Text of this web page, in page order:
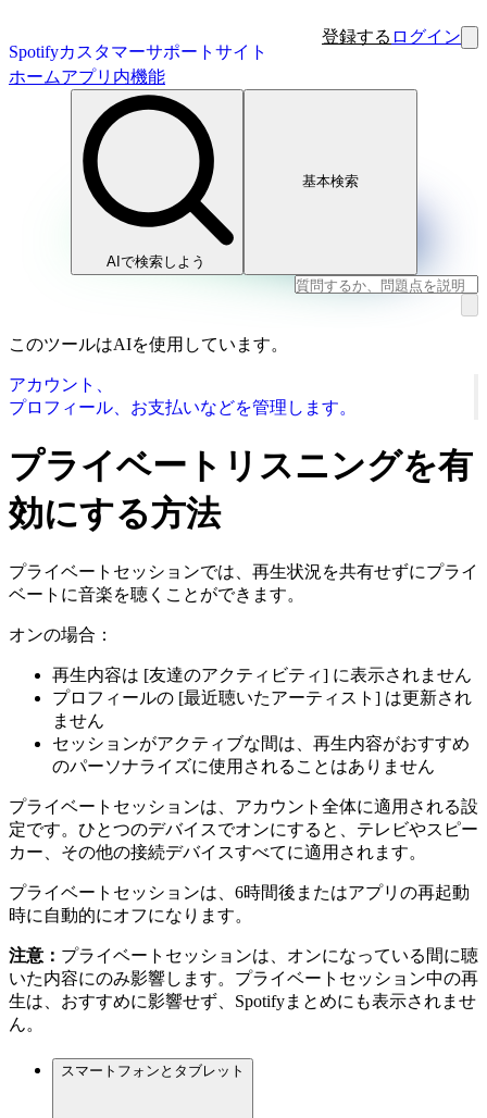
Spotifyカスタマーサポートサイト
登録する ログイン
ホームアプリ内機能
AIで検索しよう
基本検索
このツールはAIを使用しています。
アカウント、
プロフィール、お支払いなどを管理します。
プライベートリスニングを有
効にする方法
プライベートセッションでは、再生状況を共有せずにプライ
ベートに音楽を聴くことができます。
オンの場合：
再生内容は [友達のアクティビティ] に表示されません
プロフィールの [最近聴いたアーティスト] は更新され
ません
セッションがアクティブな間は、再生内容がおすすめ
のパーソナライズに使用されることはありません
プライベートセッションは、アカウント全体に適用される設
定です。ひとつのデバイスでオンにすると、テレビやスピー
カー、その他の接続デバイスすべてに適用されます。
プライベートセッションは、6時間後またはアプリの再起動
時に自動的にオフになります。
注意： プライベートセッションは、オンになっている間に聴
いた内容にのみ影響します。プライベートセッション中の再
生は、おすすめに影響せず、Spotifyまとめにも表示されませ
ん。
スマートフォンとタブレット